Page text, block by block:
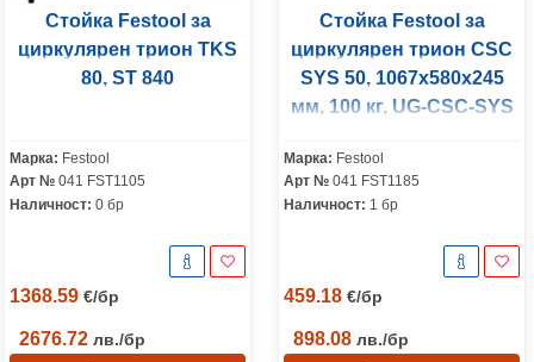
Стойка Festool за
циркулярен трион TKS
80, ST 840
Марка: Festool
Арт № 041 FST1105
Наличност: 0 бр
1368.59 €/бр
2676.72 лв./бр
Стойка Festool за
циркулярен трион CSC
SYS 50, 1067x580x245
мм, 100 кг, UG-CSC-SYS
Марка: Festool
Арт № 041 FST1185
Наличност: 1 бр
459.18 €/бр
898.08 лв./бр